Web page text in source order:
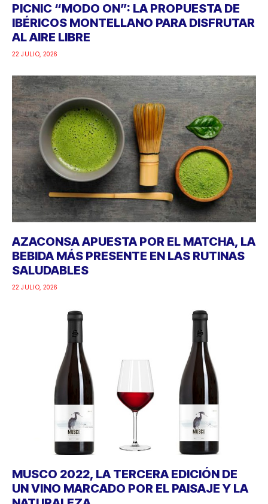
PICNIC “MODO ON”: LA PROPUESTA DE
IBÉRICOS MONTELLANO PARA DISFRUTAR
AL AIRE LIBRE
22 JULIO, 2026
AZACONSA APUESTA POR EL MATCHA, LA
BEBIDA MÁS PRESENTE EN LAS RUTINAS
SALUDABLES
22 JULIO, 2026
MUSCO 2022, LA TERCERA EDICIÓN DE
UN VINO MARCADO POR EL PAISAJE Y LA